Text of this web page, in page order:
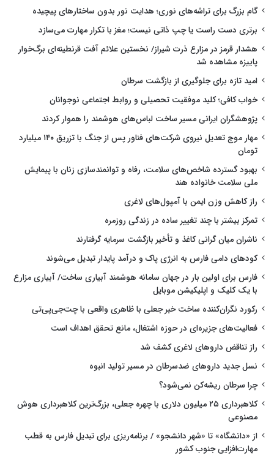
گام بزرگ برای تراشه‌های نوری؛ هدایت نور بدون ساختارهای پیچیده
برتری دست راست یا چپ ذاتی نیست؛ مغز با تکرار مهارت می‌سازد
هشدار قرمز در مزارع ذرت شیراز/ نخستین علائم آفت قرنطینه‌ای برگ‌خوار
پاییزه مشاهده شد
امید تازه برای جلوگیری از بازگشت سرطان
خواب کافی؛ کلید موفقیت تحصیلی و روابط اجتماعی نوجوانان
پژوهشگران ایرانی مسیر ساخت لباس‌های هوشمند را هموار کردند
مهار موج تعدیل نیروی شرکت‌های فناور پس از جنگ با تزریق ۱۴۰ میلیارد
تومان
بهبود گسترده شاخص‌های سلامت، رفاه و توانمندسازی زنان با پیمایش
ملی سلامت خانواده هند
راز کاهش وزن ایمن با آمپول‌های لاغری
تمرکز بیشتر با چند تغییر ساده در زندگی روزمره
ناشران میان گرانی کاغذ و تأخیر بازگشت سرمایه گرفتارند
کودهای دامی فارس به انرژی پاک و درآمد پایدار تبدیل می‌شوند
فارس برای اولین بار در جهان سامانه هوشمند آبیاری ساخت/ آبیاری مزارع
با یک کلیک و اپلیکیشن موبایل
رکورد نگران‌کننده ساخت خبر جعلی با ظاهری واقعی با چت‌جی‌پی‌تی
فعالیت‌های جزیره‌ای در حوزه اشتغال، مانع تحقق اهداف است
راز تناقض داروهای لاغری کشف شد
نسل جدید داروهای ضدسرطان در مسیر تولید انبوه
چرا سرطان ریشه‌کن نمی‌شود؟
کلاهبرداری ۲۵ میلیون دلاری با چهره جعلی، بزرگ‌ترین کلاهبرداری هوش
مصنوعی
از «دانشگاه» تا «شهر دانشجو» / برنامه‌ریزی برای تبدیل فارس به قطب
مهارت‌افزایی جنوب کشور